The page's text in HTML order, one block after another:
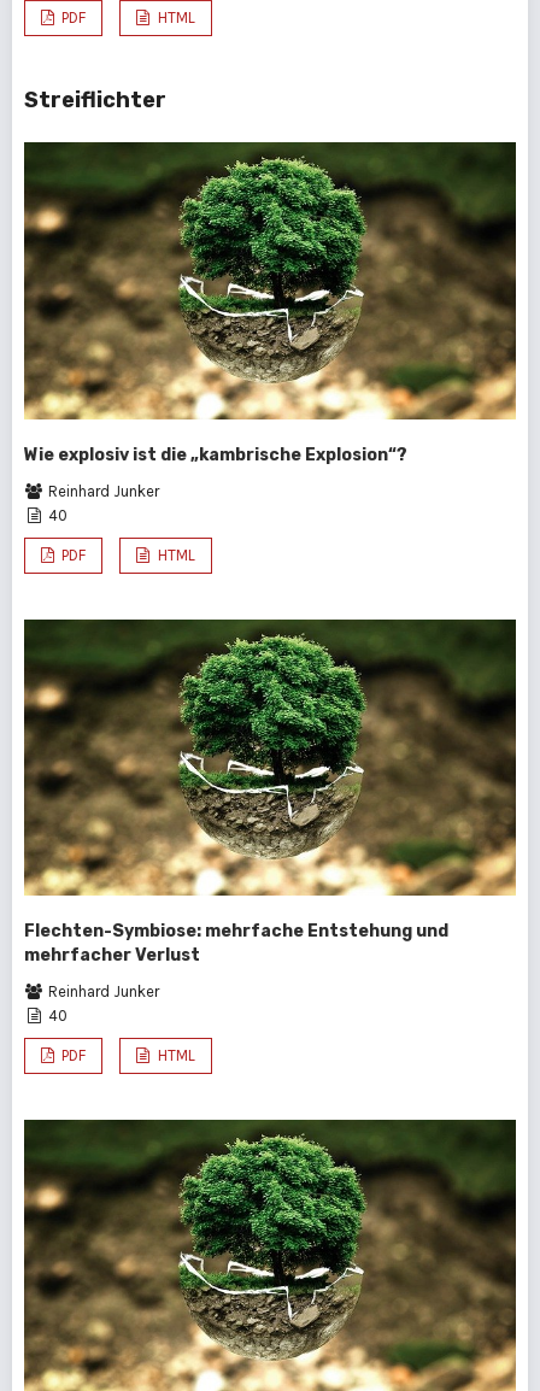
PDF HTML
Streiflichter
Wie explosiv ist die „kambrische Explosion“?
Reinhard Junker
40
PDF HTML
Flechten-Symbiose: mehrfache Entstehung und
mehrfacher Verlust
Reinhard Junker
40
PDF HTML